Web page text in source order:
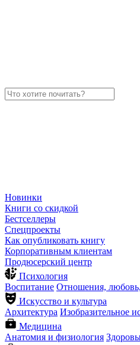
Новинки
Книги со скидкой
Бестселлеры
Спецпроекты
Как опубликовать книгу
Корпоративным клиентам
Продюсерский центр
Психология
Воспитание Отношения,
Искусство и культура
Архитектура Изобразительное
Медицина
Анатомия и физиология